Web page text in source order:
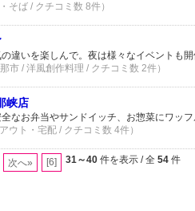
そば / クチコミ数 8件）
違いを楽しんで。夜は様々なイベントも
那市 / 洋風創作料理 / クチコミ数 2件）
峡店
なお弁当やサンドイッチ、お惣菜にワッ
ウト・宅配 / クチコミ数 4件）
次へ» [6] 31～40 件を表示 / 全 54 件